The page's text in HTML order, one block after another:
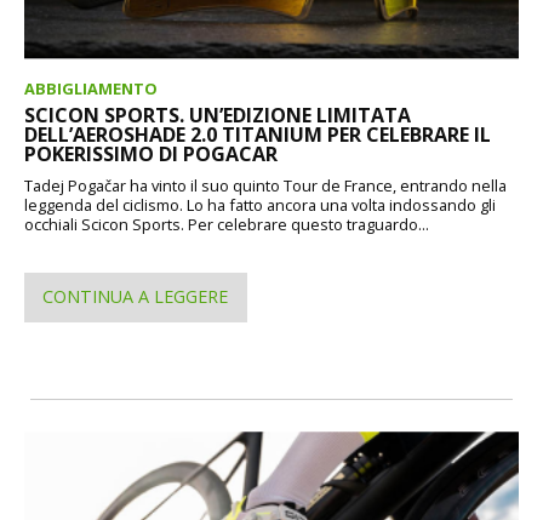
ABBIGLIAMENTO
SCICON SPORTS. UN’EDIZIONE LIMITATA
DELL’AEROSHADE 2.0 TITANIUM PER CELEBRARE IL
POKERISSIMO DI POGACAR
Tadej Pogačar ha vinto il suo quinto Tour de France, entrando nella
leggenda del ciclismo. Lo ha fatto ancora una volta indossando gli
occhiali Scicon Sports. Per celebrare questo traguardo...
CONTINUA A LEGGERE